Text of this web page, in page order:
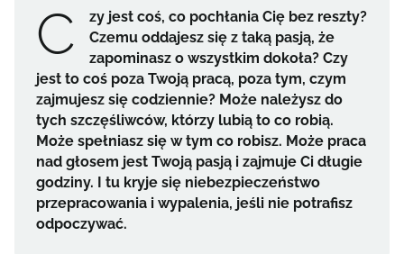
C
zy jest coś, co pochłania Cię bez reszty?
Czemu oddajesz się z taką pasją, że
zapominasz o wszystkim dokoła? Czy
jest to coś poza Twoją pracą, poza tym, czym
zajmujesz się codziennie? Może należysz do
tych szczęśliwców, którzy lubią to co robią.
Może spełniasz się w tym co robisz. Może praca
nad głosem jest Twoją pasją i zajmuje Ci długie
godziny. I tu kryje się niebezpieczeństwo
przepracowania i wypalenia, jeśli nie potrafisz
odpoczywać.